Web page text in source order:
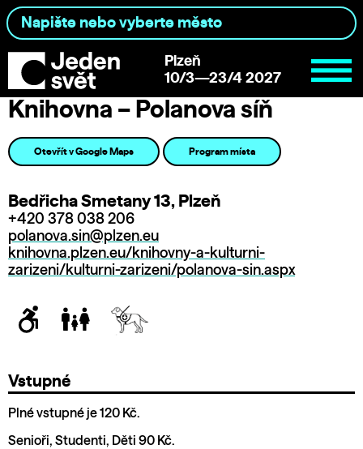
Plzeň
10/3—23/4 2027
Knihovna – Polanova síň
Otevřít v Google Maps Program místa
Bedřicha Smetany 13, Plzeň
+420 378 038 206
polanova.sin@plzen.eu
knihovna.plzen.eu/knihovny-a-kulturni-
zarizeni/kulturni-zarizeni/polanova-sin.aspx
Vstupné
Plné vstupné je 120 Kč.
Senioři, Studenti, Děti 90 Kč.